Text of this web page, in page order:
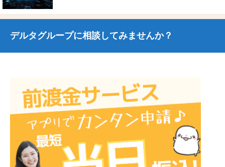
デルタグループに相談してみませんか？